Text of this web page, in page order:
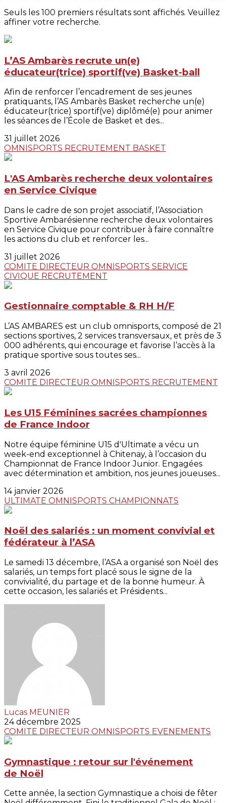
Seuls les 100 premiers résultats sont affichés. Veuillez
affiner votre recherche.
L’AS Ambarès recrute un(e)
éducateur(trice) sportif(ve) Basket-ball
Afin de renforcer l’encadrement de ses jeunes
pratiquants, l’AS Ambarès Basket recherche un(e)
éducateur(trice) sportif(ve) diplômé(e) pour animer
les séances de l’École de Basket et des...
31 juillet 2026
OMNISPORTS RECRUTEMENT BASKET
L'AS Ambarès recherche deux volontaires
en Service Civique
Dans le cadre de son projet associatif, l’Association
Sportive Ambarésienne recherche deux volontaires
en Service Civique pour contribuer à faire connaître
les actions du club et renforcer les...
31 juillet 2026
COMITE DIRECTEUR OMNISPORTS SERVICE
CIVIQUE RECRUTEMENT
Gestionnaire comptable & RH H/F
L’AS AMBARES est un club omnisports, composé de 21
sections sportives, 2 services transversaux, et près de 3
000 adhérents, qui encourage et favorise l’accès à la
pratique sportive sous toutes ses...
3 avril 2026
COMITE DIRECTEUR OMNISPORTS RECRUTEMENT
Les U15 Féminines sacrées championnes
de France Indoor
Notre équipe féminine U15 d'Ultimate a vécu un
week-end exceptionnel à Chitenay, à l’occasion du
Championnat de France Indoor Junior. Engagées
avec détermination et ambition, nos jeunes joueuses...
14 janvier 2026
ULTIMATE OMNISPORTS CHAMPIONNATS
Noël des salariés : un moment convivial et
fédérateur à l’ASA
Le samedi 13 décembre, l’ASA a organisé son Noël des
salariés, un temps fort placé sous le signe de la
convivialité, du partage et de la bonne humeur. À
cette occasion, les salariés et Présidents...
Lucas MEUNIER
24 décembre 2025
COMITE DIRECTEUR OMNISPORTS EVENEMENTS
Gymnastique : retour sur l'événement
de Noël
Cette année, la section Gymnastique a choisi de fêter